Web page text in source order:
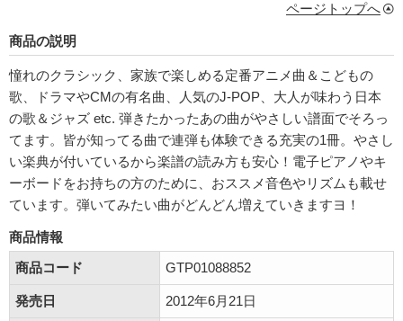
ページトップへ
商品の説明
憧れのクラシック、家族で楽しめる定番アニメ曲＆こどもの
歌、ドラマやCMの有名曲、人気のJ-POP、大人が味わう日本
の歌＆ジャズ etc. 弾きたかったあの曲がやさしい譜面でそろっ
てます。皆が知ってる曲で連弾も体験できる充実の1冊。やさし
い楽典が付いているから楽譜の読み方も安心！電子ピアノやキ
ーボードをお持ちの方のために、おススメ音色やリズムも載せ
ています。弾いてみたい曲がどんどん増えていきますヨ！
商品情報
商品コード
GTP01088852
発売日 2012年6月21日